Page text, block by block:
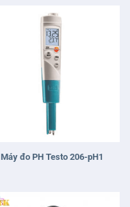
Máy đo PH Testo 206-pH1